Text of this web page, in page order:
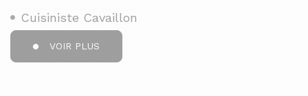
Cuisiniste Cavaillon
VOIR PLUS